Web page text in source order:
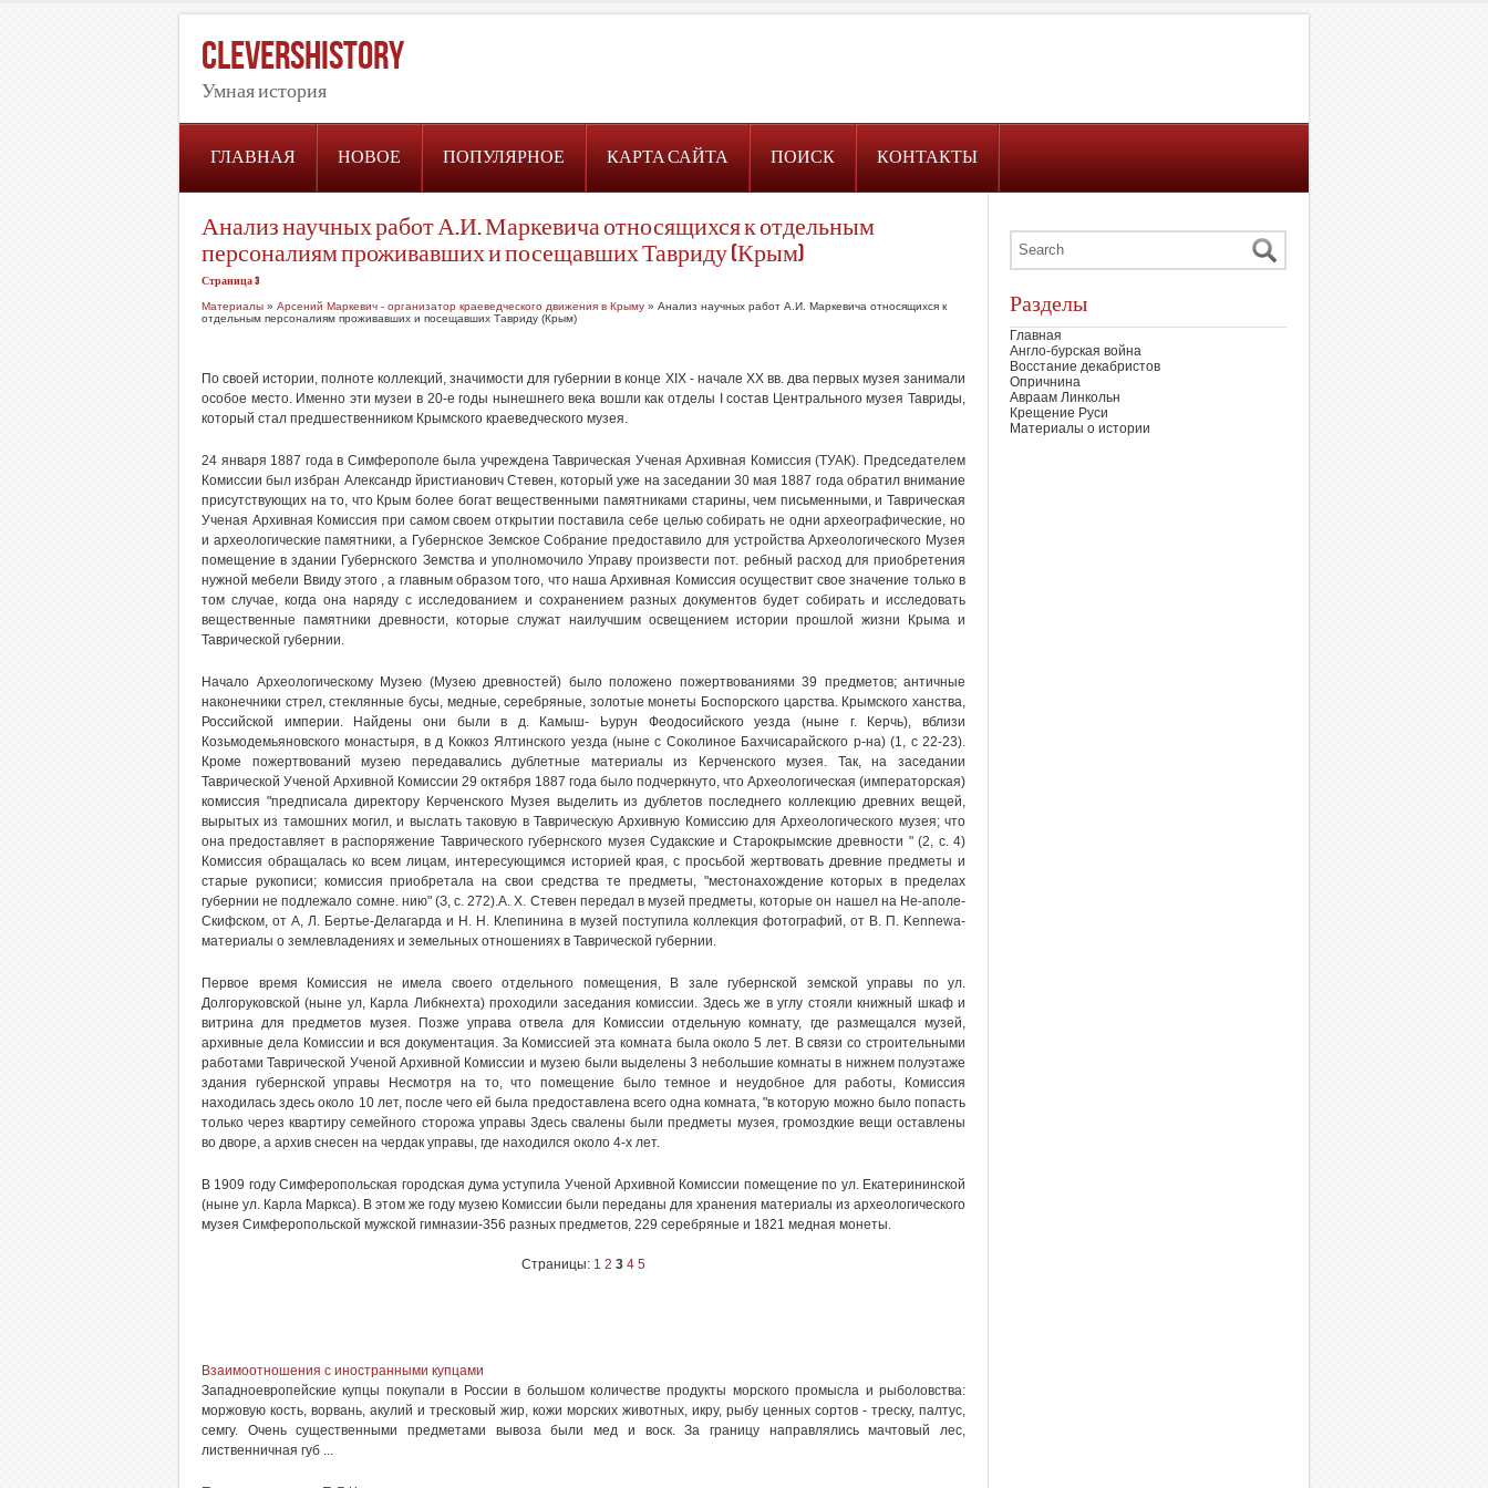
CleversHistory
Умная история
ГЛАВНАЯ НОВОЕ ПОПУЛЯРНОЕ КАРТА САЙТА ПОИСК КОНТАКТЫ
Анализ научных работ А.И. Маркевича относящихся к отдельным
персоналиям проживавших и посещавших Тавриду (Крым)
Страница 3
Материалы » Арсений Маркевич - организатор краеведческого движения в Крыму » Анализ научных работ А.И. Маркевича относящихся к
отдельным персоналиям проживавших и посещавших Тавриду (Крым)
По своей истории, полноте коллекций, значимости для губернии в конце XIX - начале XX вв. два первых музея занимали
особое место. Именно эти музеи в 20-е годы нынешнего века вошли как отделы I состав Центрального музея Тавриды,
который стал предшественником Крымского краеведческого музея.
24 января 1887 года в Симферополе была учреждена Таврическая Ученая Архивная Комиссия (ТУАК). Председателем
Комиссии был избран Александр йристианович Стевен, который уже на заседании 30 мая 1887 года обратил внимание
присутствующих на то, что Крым более богат вещественными памятниками старины, чем письменными, и Таврическая
Ученая Архивная Комиссия при самом своем открытии поставила себе целью собирать не одни археографические, но
и археологические памятники, а Губернское Земское Собрание предоставило для устройства Археологического Музея
помещение в здании Губернского Земства и уполномочило Управу произвести пот. ребный расход для приобретения
нужной мебели Ввиду этого , а главным образом того, что наша Архивная Комиссия осуществит свое значение только в
том случае, когда она наряду с исследованием и сохранением разных документов будет собирать и исследовать
вещественные памятники древности, которые служат наилучшим освещением истории прошлой жизни Крыма и
Таврической губернии.
Начало Археологическому Музею (Музею древностей) было положено пожертвованиями 39 предметов; античные
наконечники стрел, стеклянные бусы, медные, серебряные, золотые монеты Боспорского царства. Крымского ханства,
Российской империи. Найдены они были в д. Камыш- Ьурун Феодосийского уезда (ныне г. Керчь), вблизи
Козьмодемьяновского монастыря, в д Коккоз Ялтинского уезда (ныне с Соколиное Бахчисарайского р-на) (1, с 22-23).
Кроме пожертвований музею передавались дублетные материалы из Керченского музея. Так, на заседании
Таврической Ученой Архивной Комиссии 29 октября 1887 года было подчеркнуто, что Археологическая (императорская)
комиссия "предписала директору Керченского Музея выделить из дублетов последнего коллекцию древних вещей,
вырытых из тамошних могил, и выслать таковую в Таврическую Архивную Комиссию для Археологического музея; что
она предоставляет в распоряжение Таврического губернского музея Судакские и Старокрымские древности " (2, с. 4)
Комиссия обращалась ко всем лицам, интересующимся историей края, с просьбой жертвовать древние предметы и
старые рукописи; комиссия приобретала на свои средства те предметы, "местонахождение которых в пределах
губернии не подлежало сомне. нию" (З, с. 272).А. X. Стевен передал в музей предметы, которые он нашел на Не-аполе-
Скифском, от А, Л. Бертье-Делагарда и Н. Н. Клепинина в музей поступила коллекция фотографий, от В. П. Kennewa-
материалы о землевладениях и земельных отношениях в Таврической губернии.
Первое время Комиссия не имела своего отдельного помещения, В зале губернской земской управы по ул.
Долгоруковской (ныне ул, Карла Либкнехта) проходили заседания комиссии. Здесь же в углу стояли книжный шкаф и
витрина для предметов музея. Позже управа отвела для Комиссии отдельную комнату, где размещался музей,
архивные дела Комиссии и вся документация. За Комиссией эта комната была около 5 лет. В связи со строительными
работами Таврической Ученой Архивной Комиссии и музею были выделены 3 небольшие комнаты в нижнем полуэтаже
здания губернской управы Несмотря на то, что помещение было темное и неудобное для работы, Комиссия
находилась здесь около 10 лет, после чего ей была предоставлена всего одна комната, "в которую можно было попасть
только через квартиру семейного сторожа управы Здесь свалены были предметы музея, громоздкие вещи оставлены
во дворе, а архив снесен на чердак управы, где находился около 4-х лет.
В 1909 году Симферопольская городская дума уступила Ученой Архивной Комиссии помещение по ул. Екатерининской
(ныне ул. Карла Маркса). В этом же году музею Комиссии были переданы для хранения материалы из археологического
музея Симферопольской мужской гимназии-356 разных предметов, 229 серебряные и 1821 медная монеты.
Страницы: 1 2 3 4 5
Взаимоотношения с иностранными купцами
Западноевропейские купцы покупали в России в большом количестве продукты морского промысла и рыболовства:
моржовую кость, ворвань, акулий и тресковый жир, кожи морских животных, икру, рыбу ценных сортов - треску, палтус,
семгу. Очень существенными предметами вывоза были мед и воск. За границу направлялись мачтовый лес,
лиственничная губ ...
Разделы
Главная
Англо-бурская война
Восстание декабристов
Опричнина
Авраам Линкольн
Крещение Руси
Материалы о истории